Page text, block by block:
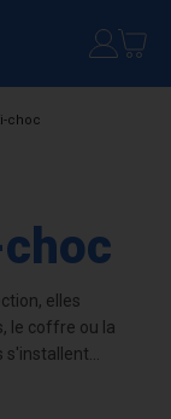
choc
elles
le coffre ou la
s'installent
s'adapter au